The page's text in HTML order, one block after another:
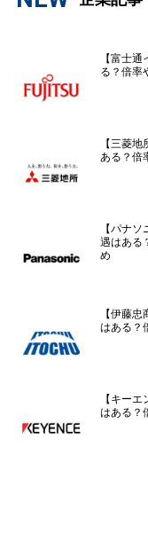
【富士
る？倍率
【三菱
ある？倍
【パナ
遇はある
め
【伊藤
はある？
【キー
はある？